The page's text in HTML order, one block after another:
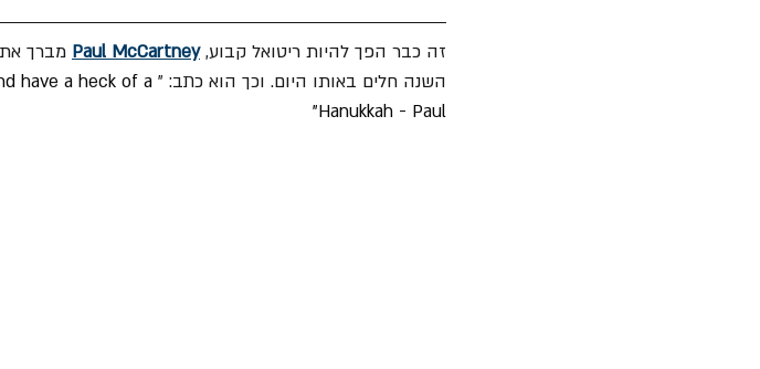
זה כבר הפך להיות ריטואל קבוע, Paul McCartney מברך את
השנה חלים באותו היום. וכך הוא כתב: " have a heck of a
Hanukkah - Paul"